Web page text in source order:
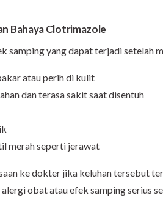
Bahaya Clotrimazole
samping yang dapat terjadi setelah
atau perih di kulit
dan terasa sakit saat disentuh
merah seperti jerawat
ke dokter jika keluhan tersebut
obat atau efek samping serius